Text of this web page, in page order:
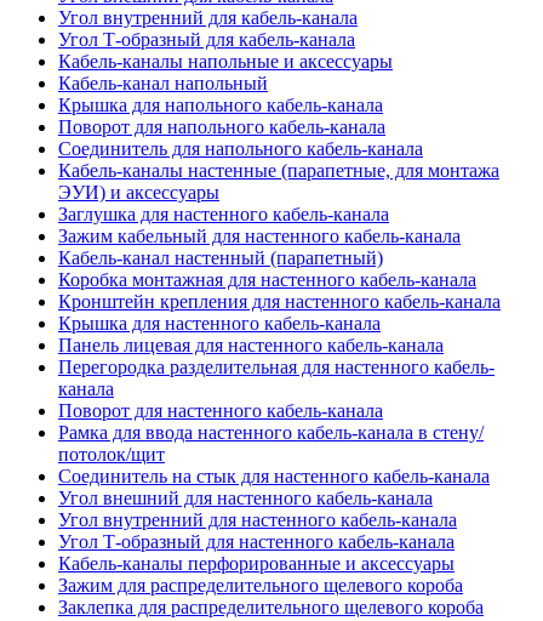
Угол внутренний для кабель-канала
Угол Т-образный для кабель-канала
Кабель-каналы напольные и аксессуары
Кабель-канал напольный
Крышка для напольного кабель-канала
Поворот для напольного кабель-канала
Соединитель для напольного кабель-канала
Кабель-каналы настенные (парапетные, для монтажа
ЭУИ) и аксессуары
Заглушка для настенного кабель-канала
Зажим кабельный для настенного кабель-канала
Кабель-канал настенный (парапетный)
Коробка монтажная для настенного кабель-канала
Кронштейн крепления для настенного кабель-канала
Крышка для настенного кабель-канала
Панель лицевая для настенного кабель-канала
Перегородка разделительная для настенного кабель-
канала
Поворот для настенного кабель-канала
Рамка для ввода настенного кабель-канала в стену/
потолок/щит
Соединитель на стык для настенного кабель-канала
Угол внешний для настенного кабель-канала
Угол внутренний для настенного кабель-канала
Угол Т-образный для настенного кабель-канала
Кабель-каналы перфорированные и аксессуары
Зажим для распределительного щелевого короба
Заклепка для распределительного щелевого короба